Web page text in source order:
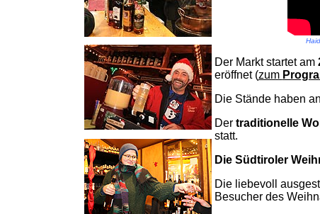
Der Markt startet am
eröffnet (zum
Die Stände haben
Der traditionelle
statt.
Die Südtiroler
Die liebevoll
Besucher des